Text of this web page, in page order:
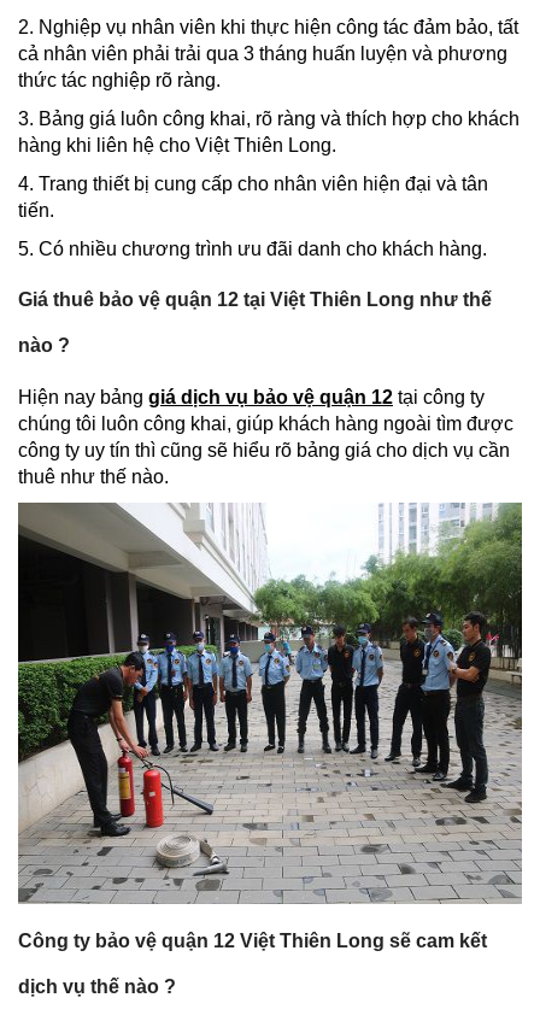
2. Nghiệp vụ nhân viên khi thực hiện công tác đảm bảo, tất
cả nhân viên phải trải qua 3 tháng huấn luyện và phương
thức tác nghiệp rõ ràng.
3. Bảng giá luôn công khai, rõ ràng và thích hợp cho khách
hàng khi liên hệ cho Việt Thiên Long.
4. Trang thiết bị cung cấp cho nhân viên hiện đại và tân
tiến.
5. Có nhiều chương trình ưu đãi danh cho khách hàng.
Giá thuê bảo vệ quận 12 tại Việt Thiên Long như thế
nào ?
Hiện nay bảng giá dịch vụ bảo vệ quận 12 tại công ty
chúng tôi luôn công khai, giúp khách hàng ngoài tìm được
công ty uy tín thì cũng sẽ hiểu rõ bảng giá cho dịch vụ cần
thuê như thế nào.
Công ty bảo vệ quận 12 Việt Thiên Long sẽ cam kết
dịch vụ thế nào ?